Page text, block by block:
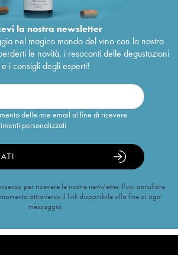
la nostra newsletter
nel magico mondo del vino con la nostra
le novità, i resoconti delle degustazioni
e i consigli degli esperti!
delle mie email al fine di ricevere
personalizzati
per ricevere le nostre newsletter. Puoi annullare
attraverso il link disponibile alla fine di ogni
messaggio.